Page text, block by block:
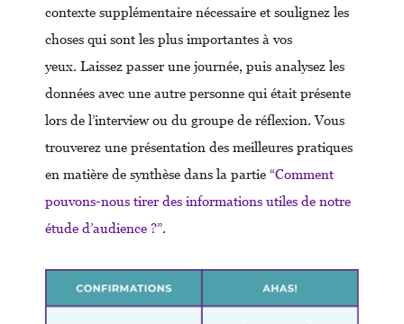
contexte supplémentaire nécessaire et soulignez les
choses qui sont les plus importantes à vos
yeux. Laissez passer une journée, puis analysez les
données avec une autre personne qui était présente
lors de l’interview ou du groupe de réflexion. Vous
trouverez une présentation des meilleures pratiques
en matière de synthèse dans la partie “Comment
pouvons-nous tirer des informations utiles de notre
étude d’audience ?”.